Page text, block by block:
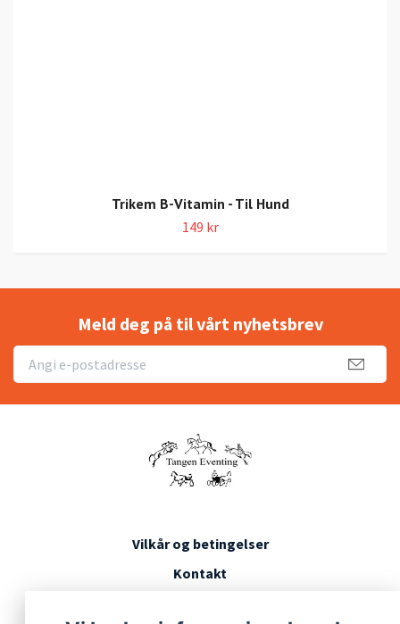
Trikem B-Vitamin - Til Hund
149 kr
Meld deg på til vårt nyhetsbrev
Vilkår og betingelser
Kontakt